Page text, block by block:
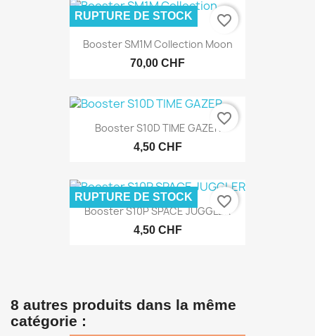
Booster SM1M Collection Moon
70,00 CHF
RUPTURE DE STOCK favorite_border
Booster S10D TIME GAZER
4,50 CHF
favorite_border
Booster S10P SPACE JUGGLER
4,50 CHF
RUPTURE DE STOCK favorite_border
8 autres produits dans la même
catégorie :